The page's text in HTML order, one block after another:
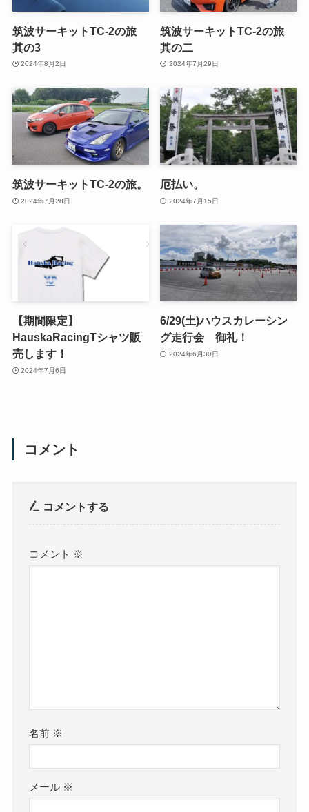
筑波サーキットTC-2の旅
其の3
2024年8月2日
筑波サーキットTC-2の旅
其の二
2024年7月29日
筑波サーキットTC-2の旅。
2024年7月28日
厄払い。
2024年7月15日
【期間限定】
HauskaRacingTシャツ販
売します！
2024年7月6日
6/29(土)ハウスカレーシン
グ走行会 御礼！
2024年6月30日
コメント
コメントする
コメント ※
名前 ※
メール ※